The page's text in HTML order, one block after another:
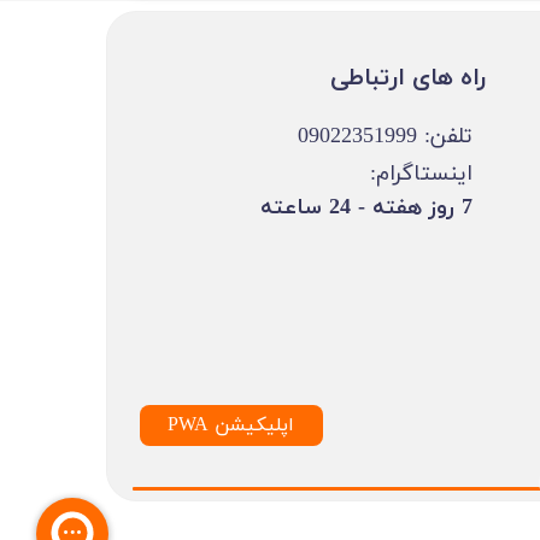
تلفن: 09022351999
اینستاگرام:
​7 روز هفته - 24 ساعته ​​​​​​​
PWA اپلیکیشن
​​راه های ارتباطی